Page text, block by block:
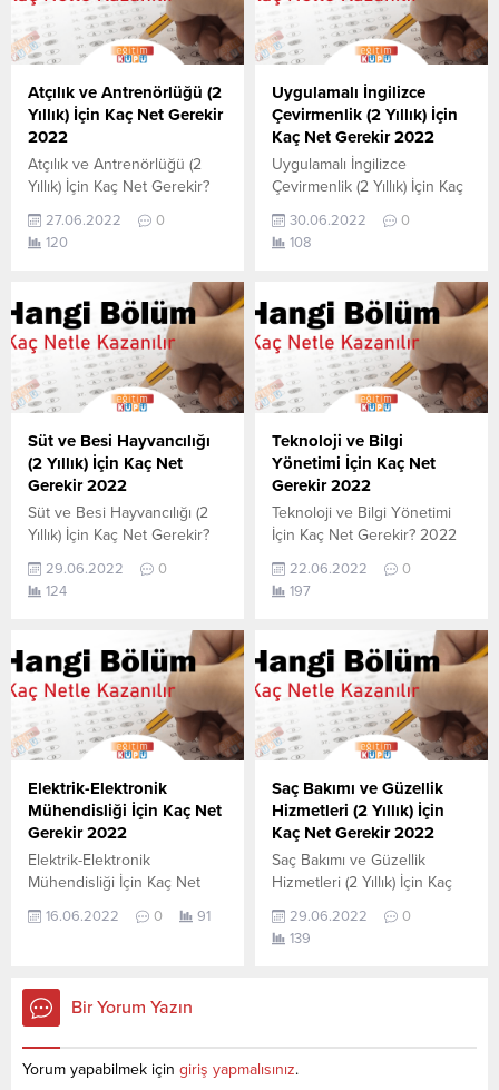
Atçılık ve Antrenörlüğü (2
Yıllık) İçin Kaç Net Gerekir
2022
Atçılık ve Antrenörlüğü (2
Yıllık) İçin Kaç Net Gerekir?
Antrenörlüğü (2 Yıllık) için
kaç net yapmam gerekir
aşağıdan öğrenebilirsiniz. Bu
veriler 2021 TYT-AYT
sınavında en son yerleşen
öğrencilerin yapmış olduğu
netlerdir. YÖKATLAS YKS-
TYT Net Sihirbazı, YKS-TYT
Net Sihirbazı. Sayfamızdaki
verilerin tamamı
YÖK tarafından yayınlanmış
27.06.2022
0
120
Uygulamalı İngilizce
Çevirmenlik (2 Yıllık) İçin
Kaç Net Gerekir 2022
Uygulamalı İngilizce
Çevirmenlik (2 Yıllık) İçin Kaç
Uygulamalı İngilizce
Çevirmenlik (2 Yıllık) için kaç
sorusunun cevabını
aşağıdan öğrenebilirsiniz. Bu
veriler 2021 TYT-AYT
sınavında en son yerleşen
öğrencilerin yapmış olduğu
netlerdir. YÖKATLAS YKS-
TYT Net Sihirbazı, YKS-TYT
Net Sihirbazı. Sayfamızdaki
verilerin tamamı
olan en...
30.06.2022
0
108
Süt ve Besi Hayvancılığı
(2 Yıllık) İçin Kaç Net
Gerekir 2022
Süt ve Besi Hayvancılığı (2
Yıllık) İçin Kaç Net Gerekir?
Hayvancılığı (2 Yıllık) için kaç
net yapmam gerekir
aşağıdan öğrenebilirsiniz. Bu
veriler 2021 TYT-AYT
sınavında en son yerleşen
öğrencilerin yapmış olduğu
netlerdir. YÖKATLAS YKS-
TYT Net Sihirbazı, YKS-TYT
Net Sihirbazı. Sayfamızdaki
verilerin tamamı
YÖK tarafından...
29.06.2022
0
124
Teknoloji ve Bilgi
Yönetimi İçin Kaç Net
Gerekir 2022
Teknoloji ve Bilgi Yönetimi
İçin Kaç Net Gerekir? 2022
Yönetimi için kaç net
yapmam gerekir sorusunun
öğrenebilirsiniz. Bu veriler
2021 TYT-AYT sınavında en
son yerleşen öğrencilerin
yapmış olduğu netlerdir.
YÖKATLAS YKS-TYT Net
Sihirbazı, YKS-TYT Net
Sihirbazı. Sayfamızdaki
verilerin tamamı
YÖK tarafından yayınlanmış
olan en son güncel...
22.06.2022
0
197
Elektrik-Elektronik
Mühendisliği İçin Kaç Net
Gerekir 2022
Elektrik-Elektronik
Mühendisliği İçin Kaç Net
Elektrik-Elektronik
cevabını aşağıdan
öğrenebilirsiniz. Bu veriler
son yerleşen öğrencilerin
yapmış olduğu netlerdir.
16.06.2022 0 91
Saç Bakımı ve Güzellik
Hizmetleri (2 Yıllık) İçin
Kaç Net Gerekir 2022
Saç Bakımı ve Güzellik
Hizmetleri (2 Yıllık) İçin Kaç
Saç Bakımı ve Güzellik
Hizmetleri (2 Yıllık) için kaç
29.06.2022
0
139
Bir Yorum Yazın
Yorum yapabilmek için giriş yapmalısınız.